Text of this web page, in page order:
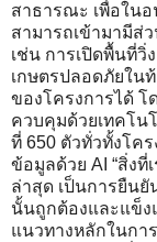
สาธารณะ เพื่อใน
สามารถเข้ามามีส่
เช่น การเปิดพื้นที่
เกษตรปลอดภัยใน
ของโครงการได้
ควบคุมด้วยเทคโน
ที่ 650 ตัวทั่วทั้งโค
ข้อมูลด้วย AI “สิ่งที่
ล่าสุด เป็นการยืนยั
นั้นถูกต้องและแข็ง
แนวทางหลักในกา